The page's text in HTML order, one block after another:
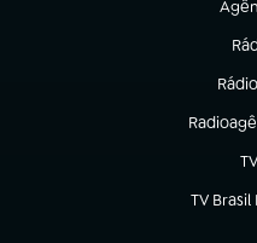
(abre
TV
(abre